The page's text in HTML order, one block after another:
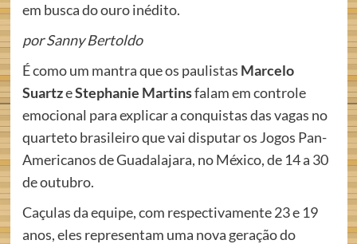
em busca do ouro inédito.
por Sanny Bertoldo
É como um mantra que os paulistas Marcelo
SuartzeStephanie Martinsfalam em controle
emocional para explicar a conquistas das vagas no
quarteto brasileiro que vai disputar os Jogos Pan-
Americanos de Guadalajara, no México, de 14 a 30
de outubro.
Caçulas da equipe, com respectivamente 23 e 19
anos, eles representam uma nova geração do